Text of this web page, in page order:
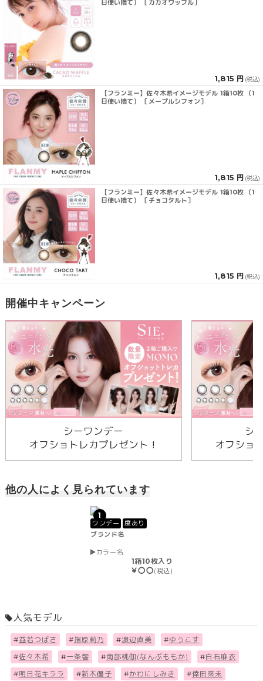
日使い捨て） ［カカオワッフル］
1,815 円 (税込)
【フランミー】佐々木希イメージモデル 1箱10枚 （1
日使い捨て） ［メープルシフォン］
1,815 円 (税込)
【フランミー】佐々木希イメージモデル 1箱10枚 （1
日使い捨て） ［チョコタルト］
1,815 円 (税込)
開催中キャンペーン
シーワンデー
オフショトレカプレゼント！
シ
オフショ
他の人によく見られています
1
ワンデー
度あり
ブランド名
カラー名
1箱10枚入り
￥〇〇(税込)
人気モデル
#益若つばさ #指原莉乃 #渡辺直美 #ゆうこす
#佐々木希 #一条響 #南部桃伽(なんぶももか) #白石麻衣
#明日花キララ #新木優子 #かわにしみき #倖田來未